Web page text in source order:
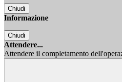
Chiudi
Informazione
Chiudi
Attendere...
Attendere il completamento